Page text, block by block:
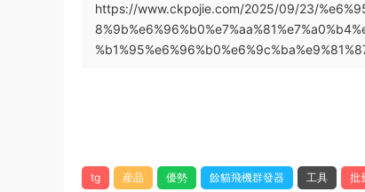
https://www.ckpojie.com/2025/09/23/
tg 産品 優勢 餘貓飛機群發器 工具 批